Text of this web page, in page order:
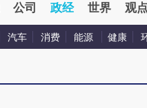
公司 政经 世界 观点
汽车 消费 能源 健康